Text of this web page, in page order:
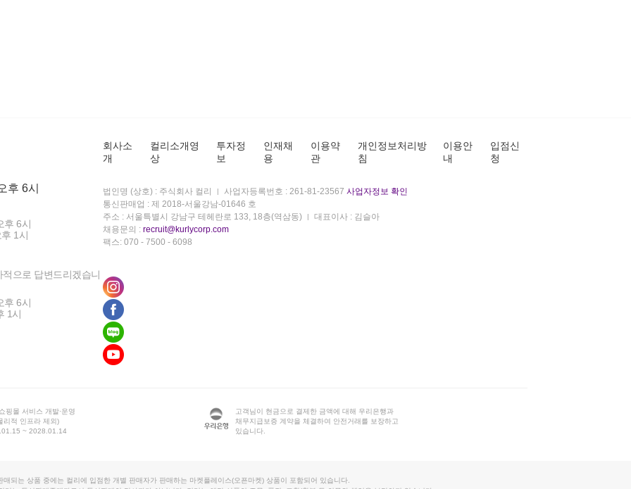
후 6시
후 6시
1시
으로 답변드리겠습니
후 6시
1시
회사소
개
컬리소개영
상
투자정
보
인재채
용
이용약
관
개인정보처리방
침
이용안
내
입점신
청
법인명 (상호) : 주식회사 컬리 사업자등록번호 : 261-81-23567 사업자정보 확인
통신판매업 : 제 2018-서울강남-01646 호
주소 : 서울특별시 강남구 테헤란로 133, 18층(역삼동)
대표이사 : 김슬아
채용문의 : recruit@kurlycorp.com
팩스: 070 - 7500 - 6098
핑몰 서비스 개발·운영
리적 인프라 제외)
~ 2028.01.14
고객님이 현금으로 결제한 금액에 대해 우리은행과
채무지급보증 계약을 체결하여 안전거래를 보장하고
있습니다.
매되는 상품 중에는 컬리에 입점한 개별 판매자가 판매하는 마켓플레이스(오픈마켓) 상품이 포함되어 있습니다.